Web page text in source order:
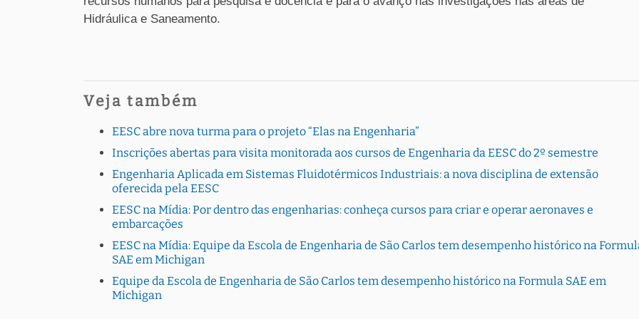
Hidráulica e Saneamento.
Veja também
EESC abre nova turma para o projeto “Elas na Engenharia”
Inscrições abertas para visita monitorada aos cursos de Engenharia da EESC do 2º semestre
Engenharia Aplicada em Sistemas Fluidotérmicos Industriais: a nova disciplina de extensão
oferecida pela EESC
EESC na Mídia: Por dentro das engenharias: conheça cursos para criar e operar aeronaves e
embarcações
EESC na Mídia: Equipe da Escola de Engenharia de São Carlos tem desempenho histórico na
SAE em Michigan
Equipe da Escola de Engenharia de São Carlos tem desempenho histórico na Formula SAE em
Michigan